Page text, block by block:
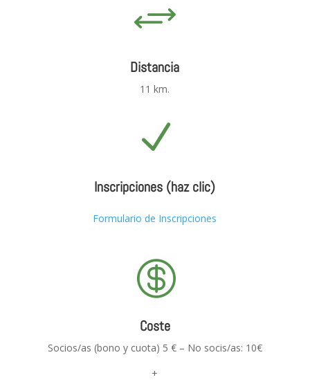
+
Distancia
11 km.
N
Inscripciones (haz clic)
Formulario de Inscripciones

Coste
Socios/as (bono y cuota) 5 € – No socis/as: 10€
+